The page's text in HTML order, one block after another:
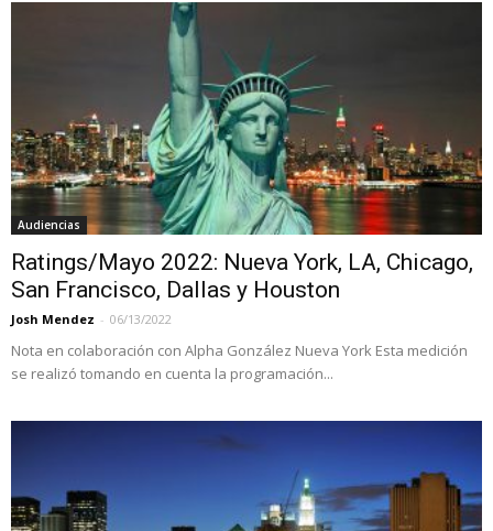
Audiencias
Ratings/Mayo 2022: Nueva York, LA, Chicago,
San Francisco, Dallas y Houston
Josh Mendez - 06/13/2022
Nota en colaboración con Alpha González Nueva York Esta medición
se realizó tomando en cuenta la programación...